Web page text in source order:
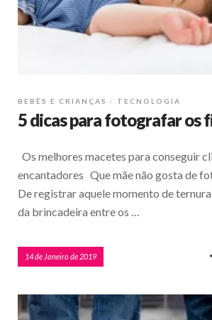
BEBÊS E CRIANÇAS TECNOLOGIA
5 dicas para fotografar os
Os melhores macetes para conseguir
encantadores Que mãe não gosta de
De registrar aquele momento de
da brincadeira entre os …
14 de Janeiro de 2019